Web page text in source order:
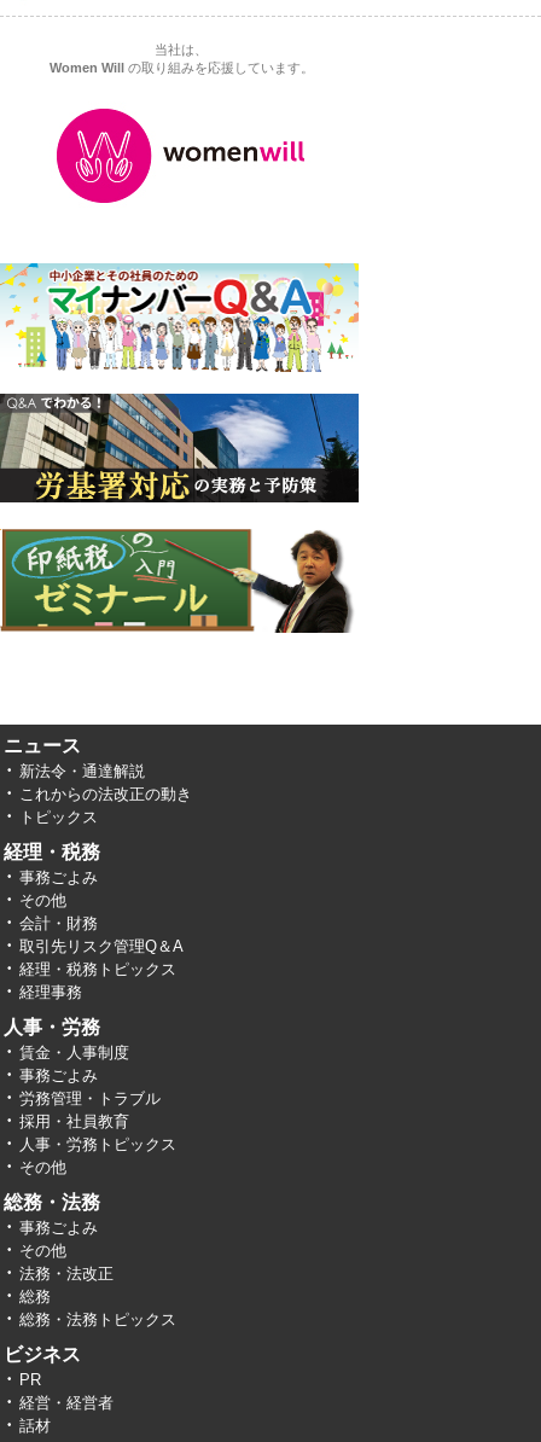
当社は、
Women Willの取り組みを応援しています。
ニュース
新法令・通達解説
これからの法改正の動き
トピックス
経理・税務
事務ごよみ
その他
会計・財務
取引先リスク管理Q＆A
経理・税務トピックス
経理事務
人事・労務
賃金・人事制度
事務ごよみ
労務管理・トラブル
採用・社員教育
人事・労務トピックス
その他
総務・法務
事務ごよみ
その他
法務・法改正
総務
総務・法務トピックス
ビジネス
PR
経営・経営者
話材